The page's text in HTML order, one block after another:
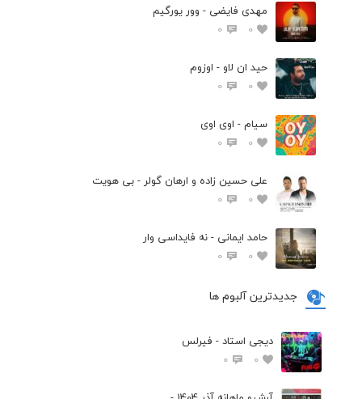
مهدی فایضی - وور یورگیم
0
0
حید ان لاو - اوزوم
0
0
سیام - اوی اوی
0
0
علی حسین زاده و ارهان گولر - بی هویت
0
0
حامد ایمانی - نه فایداسی وار
0
0
جدیدترین آلبوم ها
دیجی استاد - فیرلس
0
0